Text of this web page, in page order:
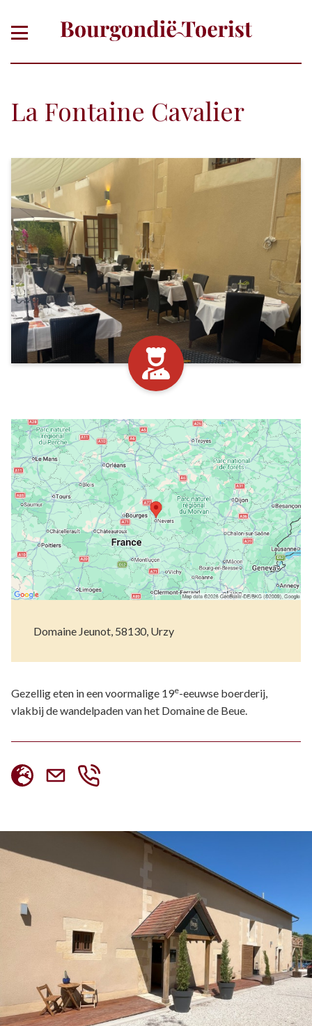
La Fontaine Cavalier
Domaine Jeunot, 58130, Urzy
Gezellig eten in een voormalige 19e-eeuwse boerderij,
vlakbij de wandelpaden van het Domaine de Beue.